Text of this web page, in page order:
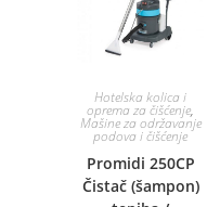
Hotelska kolica i
oprema za čišćenje,
Mašine za održavanje
podova i čišćenje
Promidi 250CP
Čistač (šampon)